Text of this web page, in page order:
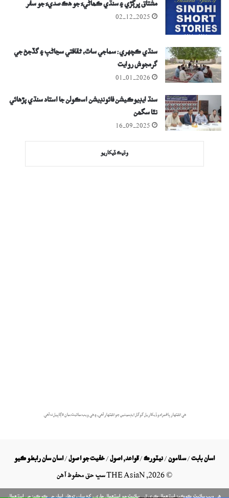
مشتاق ڀرڳڙي ۽ سنڌي ڪھاڻيءَ جو ھڪ صديءَ جو سفر
02-12-2025
سنڌي ڪچهري: سماجي ساٿ، ثقافتي سڃاڻپ ۽ گڏجڻ جي
گرمجوش روايت
01-01-2026
سنڌ ايڊيوڪيشن فائونڊيشن اسڪولن جا استاد سنڌي پڙھائي
نٿا سگھن
16-09-2025
وڌيڪ ڏيکاريو
هي اشتهار پاڻمرادو ڏيکاريل گوگل ايڊسينس جو اشتهار آهي، ۽ هي ويب سائيٽ سان لاڳاپيل نه آهي.
اسان بابت/سلامون/نيٽورڪ/قواعد, اصول/خفيت جو اصول/اسان سان رابطو ڪيو
©
2026, THE AsiaN سڀ حق محفوظ آھن